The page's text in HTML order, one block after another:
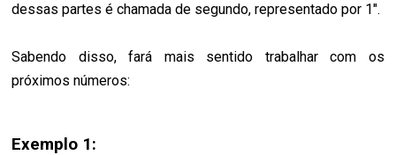
dessas partes é chamada de segundo, representado por 1".
Sabendo disso, fará mais sentido trabalhar com os
próximos números:
Exemplo 1: